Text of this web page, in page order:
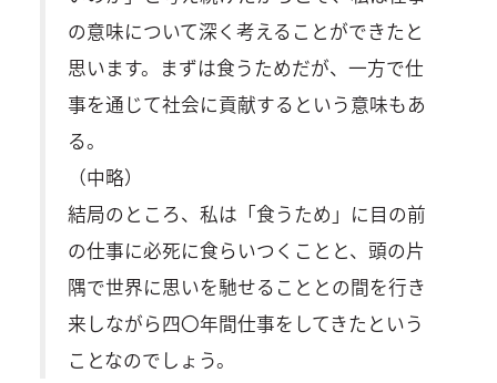
の意味について深く考えることができたと
思います。まずは食うためだが、一方で仕
事を通じて社会に貢献するという意味もあ
る。
（中略）
結局のところ、私は「食うため」に目の前
の仕事に必死に食らいつくことと、頭の片
隅で世界に思いを馳せることとの間を行き
来しながら四〇年間仕事をしてきたという
ことなのでしょう。